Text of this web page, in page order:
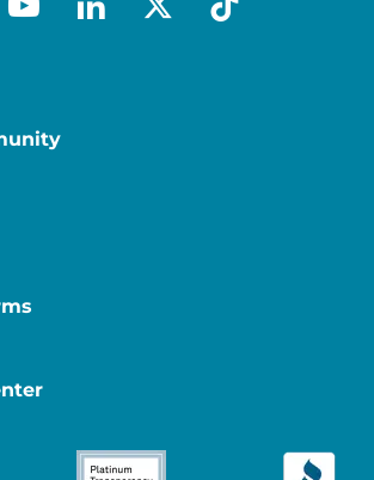
youtube
linkedin
x-socialtiktok